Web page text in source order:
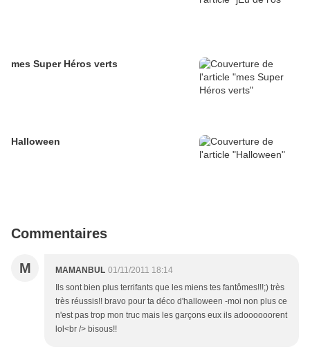
mes Super Héros verts
Halloween
Commentaires
M MAMANBUL 01/11/2011 18:14
Ils sont bien plus terrifants que les miens tes fantômes!!!;) très
très réussis!! bravo pour ta déco d'halloween -moi non plus ce
n'est pas trop mon truc mais les garçons eux ils adoooooorent
lol<br /> bisous!!